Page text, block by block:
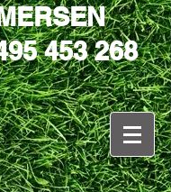
453 268